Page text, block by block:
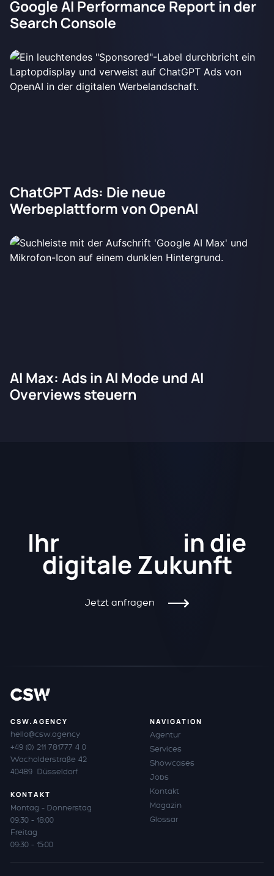
Google AI Performance Report in der
Search Console
ChatGPT Ads: Die neue
Werbeplattform von OpenAI
AI Max: Ads in AI Mode und AI
Overviews steuern
Ihr in die
digitale Zukunft
Jetzt anfragen
CSW.AGENCY
hello@csw.agency
+49 (0) 211 781777 4 0
Wacholderstraße 42
40489 Düsseldorf
KONTAKT
Montag – Donnerstag
09:30 – 18:00
Freitag
09:30 – 15:00
NAVIGATION
Agentur
Services
Showcases
Jobs
Kontakt
Magazin
Glossar